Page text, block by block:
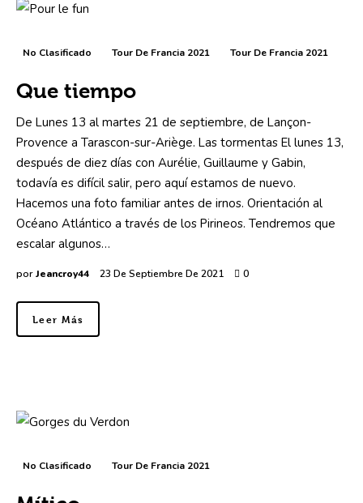
No Clasificado Tour De Francia 2021 Tour De Francia 2021
Que tiempo
De Lunes 13 al martes 21 de septiembre, de Lançon-
Provence a Tarascon-sur-Ariège. Las tormentas El lunes 13,
después de diez días con Aurélie, Guillaume y Gabin,
todavía es difícil salir, pero aquí estamos de nuevo.
Hacemos una foto familiar antes de irnos. Orientación al
Océano Atlántico a través de los Pirineos. Tendremos que
escalar algunos…
por Jeancroy44 23 De Septiembre De 2021 0
Leer Más
No Clasificado Tour De Francia 2021